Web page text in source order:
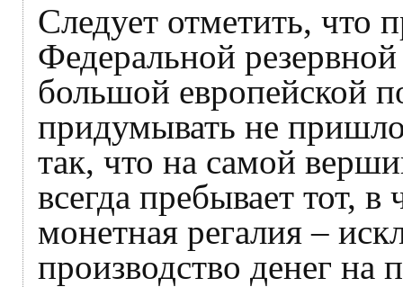
Следует отметить, что
Федеральной
большой европейской
придумывать не
так, что на самой
всегда пребывает тот,
монетная регалия –
производство денег на